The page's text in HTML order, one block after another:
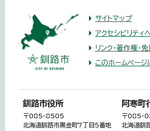
サイトマップ
アクセシビリティ
リンク・著作権・
このホームページ
釧路市役所
〒085-8505
北海道釧路市黒金町7丁目5番地
阿寒町
〒085-
北海道釧